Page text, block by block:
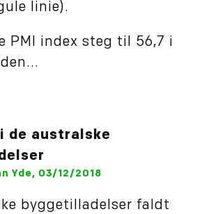
linie).
PMI index steg til 56,7 i
de australske
Yde, 03/12/2018
byggetilladelser faldt